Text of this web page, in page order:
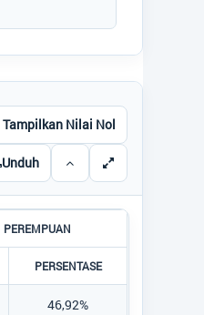
Tampilkan Nilai Nol
Unduh
PEREMPUAN
PERSENTASE
46,92%